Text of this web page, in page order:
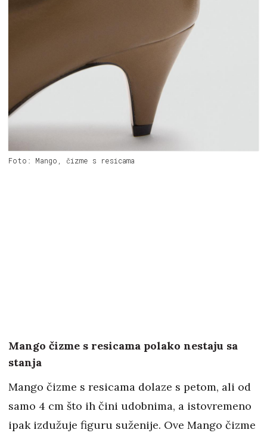
Foto: Mango, čizme s resicama
Mango čizme s resicama polako nestaju sa
stanja
Mango čizme s resicama dolaze s petom, ali od
samo 4 cm što ih čini udobnima, a istovremeno
ipak izdužuje figuru suženije. Ove Mango čizme